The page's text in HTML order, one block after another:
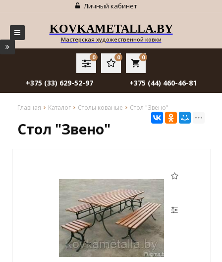
Личный кабинет
KOVKAMETALLA.BY
Мастерская художественной ковки
local_grocery_store
0
0
0
+375 (33) 629-52-97 +375 (44) 460-46-81
Главная Каталог Столы кованые Стол "Звено"
Стол "Звено"